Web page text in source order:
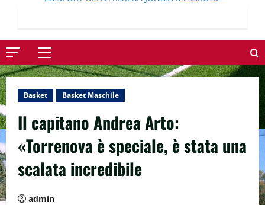
Menu
principale
Basket Basket Maschile
Il capitano Andrea Arto:
«Torrenova è speciale, è stata una
scalata incredibile
admin